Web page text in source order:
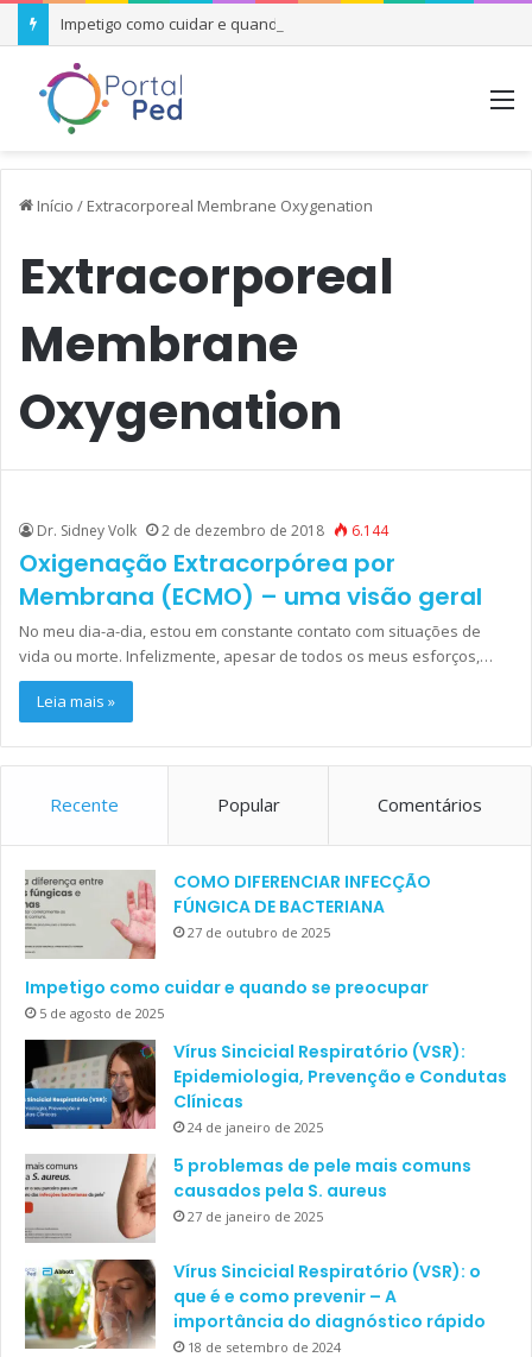
Impetigo como cuidar e quando se preocupar
Início / Extracorporeal Membrane Oxygenation
Extracorporeal
Membrane
Oxygenation
Dr. Sidney Volk 2 de dezembro de 2018 6.144
Oxigenação Extracorpórea por
Membrana (ECMO) – uma visão geral
No meu dia-a-dia, estou em constante contato com situações de
vida ou morte. Infelizmente, apesar de todos os meus esforços,…
Leia mais »
Recente Popular Comentários
COMO DIFERENCIAR INFECÇÃO
FÚNGICA DE BACTERIANA
27 de outubro de 2025
Impetigo como cuidar e quando se preocupar
5 de agosto de 2025
Vírus Sincicial Respiratório (VSR):
Epidemiologia, Prevenção e Condutas
Clínicas
24 de janeiro de 2025
5 problemas de pele mais comuns
causados pela S. aureus
27 de janeiro de 2025
Vírus Sincicial Respiratório (VSR): o
que é e como prevenir – A
importância do diagnóstico rápido
18 de setembro de 2024